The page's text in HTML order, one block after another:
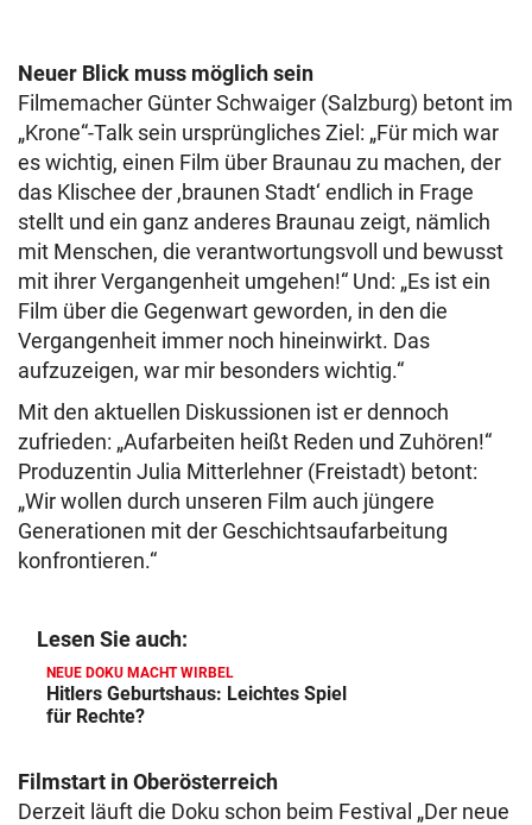
Neuer Blick muss möglich sein
Filmemacher Günter Schwaiger (Salzburg) betont im
„Krone“-Talk sein ursprüngliches Ziel: „Für mich war
es wichtig, einen Film über Braunau zu machen, der
das Klischee der ,braunen Stadt‘ endlich in Frage
stellt und ein ganz anderes Braunau zeigt, nämlich
mit Menschen, die verantwortungsvoll und bewusst
mit ihrer Vergangenheit umgehen!“ Und: „Es ist ein
Film über die Gegenwart geworden, in den die
Vergangenheit immer noch hineinwirkt. Das
aufzuzeigen, war mir besonders wichtig.“
Mit den aktuellen Diskussionen ist er dennoch
zufrieden: „Aufarbeiten heißt Reden und Zuhören!“
Produzentin Julia Mitterlehner (Freistadt) betont:
„Wir wollen durch unseren Film auch jüngere
Generationen mit der Geschichtsaufarbeitung
konfrontieren.“
Lesen Sie auch:
NEUE DOKU MACHT WIRBEL
Hitlers Geburtshaus: Leichtes Spiel
für Rechte?
Filmstart in Oberösterreich
Derzeit läuft die Doku schon beim Festival „Der neue